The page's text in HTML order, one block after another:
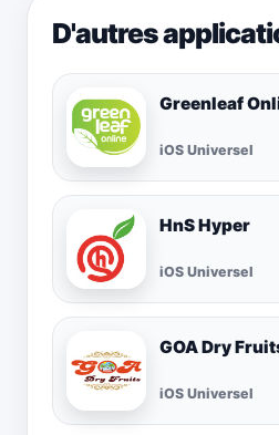
D'autres
Greenleaf
iOS Universel
HnS Hyper
iOS Universel
GOA Dry
iOS Universel